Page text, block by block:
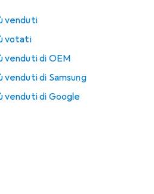
venduti
votati
di OEM
di Samsung
di Google